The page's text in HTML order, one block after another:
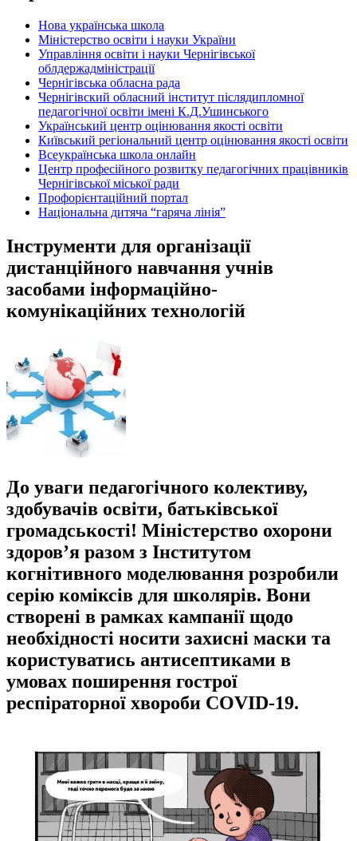
Нова українська школа
Міністерство освіти і науки України
Управління освіти і науки Чернігівської
облдержадміністрації
Чернігівська обласна рада
Чернігівский обласний інститут післядипломної
педагогічної освіти імені К.Д.Ушинського
Український центр оцінювання якості освіти
Київський регіональний центр оцінювання якості освіти
Всеукраїнська школа онлайн
Центр професійного розвитку педагогічних працівників
Чернігівської міської ради
Профорієнтаційний портал
Національна дитяча “гаряча лінія”
Інструменти для організації
дистанційного навчання учнів
засобами інформаційно-
комунікаційних технологій
До уваги педагогічного колективу,
здобувачів освіти, батьківської
громадськості! Міністерство охорони
здоров’я разом з Інститутом
когнітивного моделювання розробили
серію коміксів для школярів. Вони
створені в рамках кампанії щодо
необхідності носити захисні маски та
користуватись антисептиками в
умовах поширення гострої
респіраторної хвороби COVID-19.